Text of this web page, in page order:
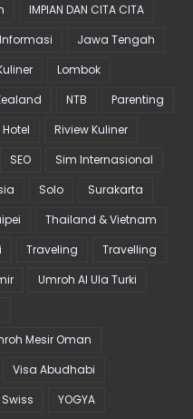
IMPIAN DAN CITA CITA
Informasi
Jawa Tengah
Lombok
NTB
Parenting
Riview Kuliner
SEO
Sim Internasional
Solo
Surakarta
Thailand & Vietnam
Traveling
Travelling
Umroh Al Ula Turki
Mesir Oman
Visa Abudhabi
YOGYA